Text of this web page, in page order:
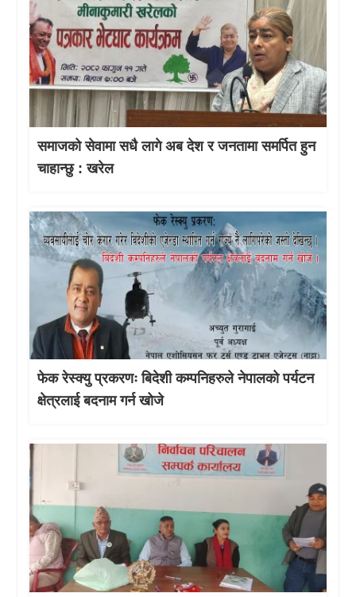
समाजको सेवामा सधै लागे अब देश र जनतामा समर्पित हुन
चाहान्छु : खरेल
फेक रेस्क्यु प्रकरणः बिदेशी कम्पनिहरुले नेपालको पर्यटन
क्षेत्रलाई बदनाम गर्न खोजे